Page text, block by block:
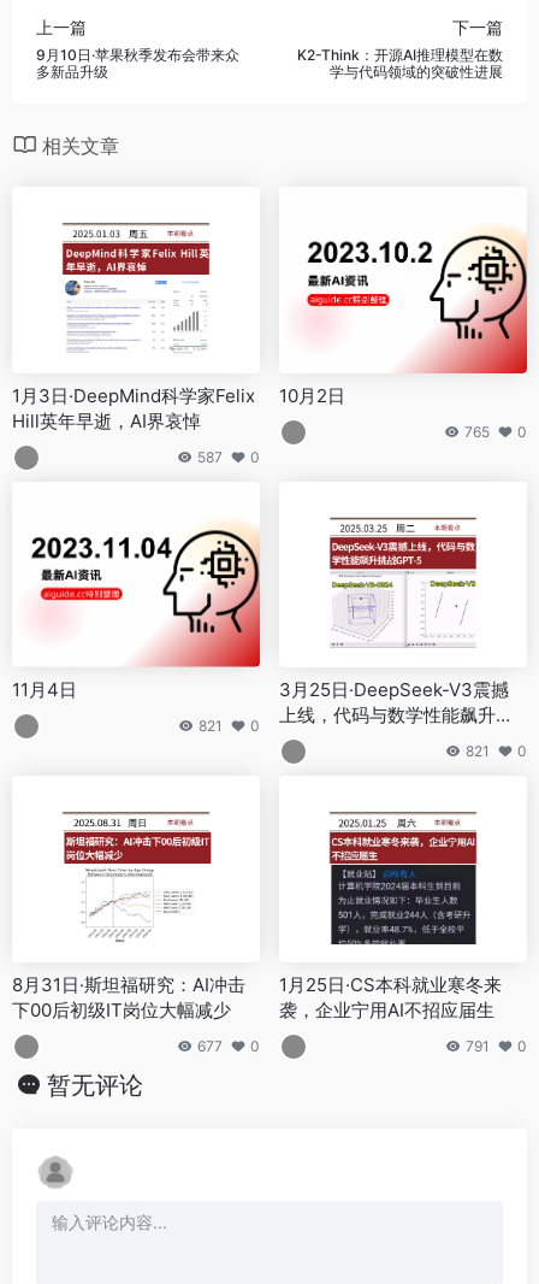
上一篇
9月10日·苹果秋季发布会带来众
多新品升级
下一篇
K2-Think：开源AI推理模型在数
学与代码领域的突破性进展
相关文章
1月3日·DeepMind科学家Felix
Hill英年早逝，AI界哀悼
587 0
10月2日
765 0
11月4日
821 0
3月25日·DeepSeek-V3震撼
上线，代码与数学性能飙升挑
战GPT-5
821 0
8月31日·斯坦福研究：AI冲击
下00后初级IT岗位大幅减少
677 0
1月25日·CS本科就业寒冬来
袭，企业宁用AI不招应届生
791 0
暂无评论